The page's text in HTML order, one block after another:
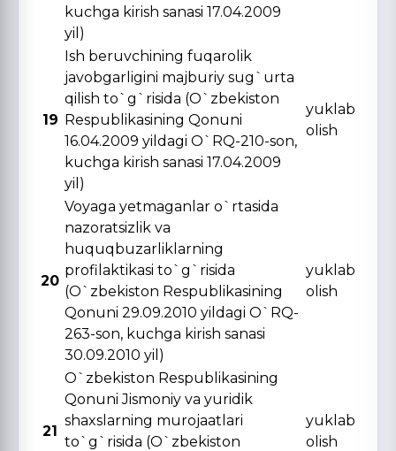
kuchga kirish sanasi 17.04.2009
yil)
19
Ish beruvchining fuqarolik
javobgarligini majburiy sug`urta
qilish to`g`risida (O`zbekiston
Respublikasining Qonuni
16.04.2009 yildagi O`RQ-210-son,
kuchga kirish sanasi 17.04.2009
yil)
yuklab
olish
20
Voyaga yetmaganlar o`rtasida
nazoratsizlik va
huquqbuzarliklarning
profilaktikasi to`g`risida
(O`zbekiston Respublikasining
Qonuni 29.09.2010 yildagi O`RQ-
263-son, kuchga kirish sanasi
30.09.2010 yil)
yuklab
olish
21
O`zbekiston Respublikasining
Qonuni Jismoniy va yuridik
shaxslarning murojaatlari
to`g`risida (O`zbekiston
yuklab
olish